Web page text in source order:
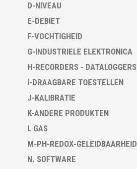
D-NIVEAU
E-DEBIET
F-VOCHTIGHEID
G-INDUSTRIELE ELEKTRONICA
H-RECORDERS - DATALOGGERS
I-DRAAGBARE TOESTELLEN
J-KALIBRATIE
K-ANDERE PRODUKTEN
L GAS
M-PH-REDOX-GELEIDBAARHEID
N. SOFTWARE